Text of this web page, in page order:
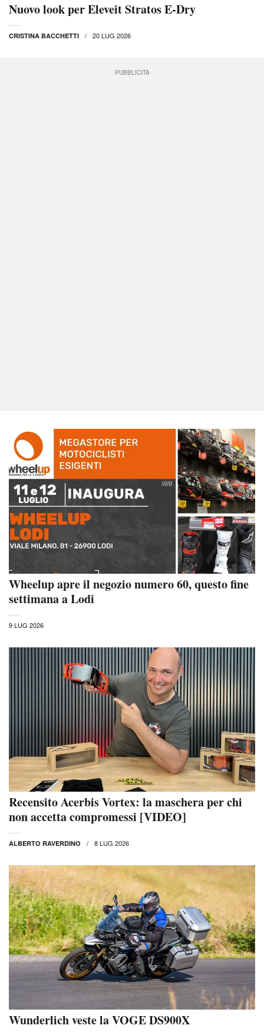
Nuovo look per Eleveit Stratos E-Dry
CRISTINA BACCHETTI 20 LUG 2026
PUBBLICITÀ
Wheelup apre il negozio numero 60, questo fine
settimana a Lodi
9 LUG 2026
Recensito Acerbis Vortex: la maschera per chi
non accetta compromessi [VIDEO]
ALBERTO RAVERDINO 8 LUG 2026
Wunderlich veste la VOGE DS900X